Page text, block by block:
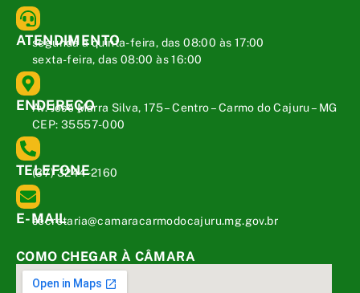
ATENDIMENTO
segunda a quinta-feira, das 08:00 às 17:00
sexta-feira, das 08:00 às 16:00
ENDEREÇO
Av. José Marra Silva, 175 – Centro – Carmo do Cajuru – MG
CEP: 35557-000
TELEFONE
(37) 3244-2160
E-MAIL
secretaria@camaracarmodocajuru.mg.gov.br
COMO CHEGAR À CÂMARA